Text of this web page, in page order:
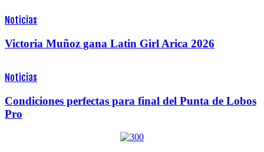
Noticias
Victoria Muñoz gana Latin Girl Arica 2026
Noticias
Condiciones perfectas para final del Punta de Lobos
Pro